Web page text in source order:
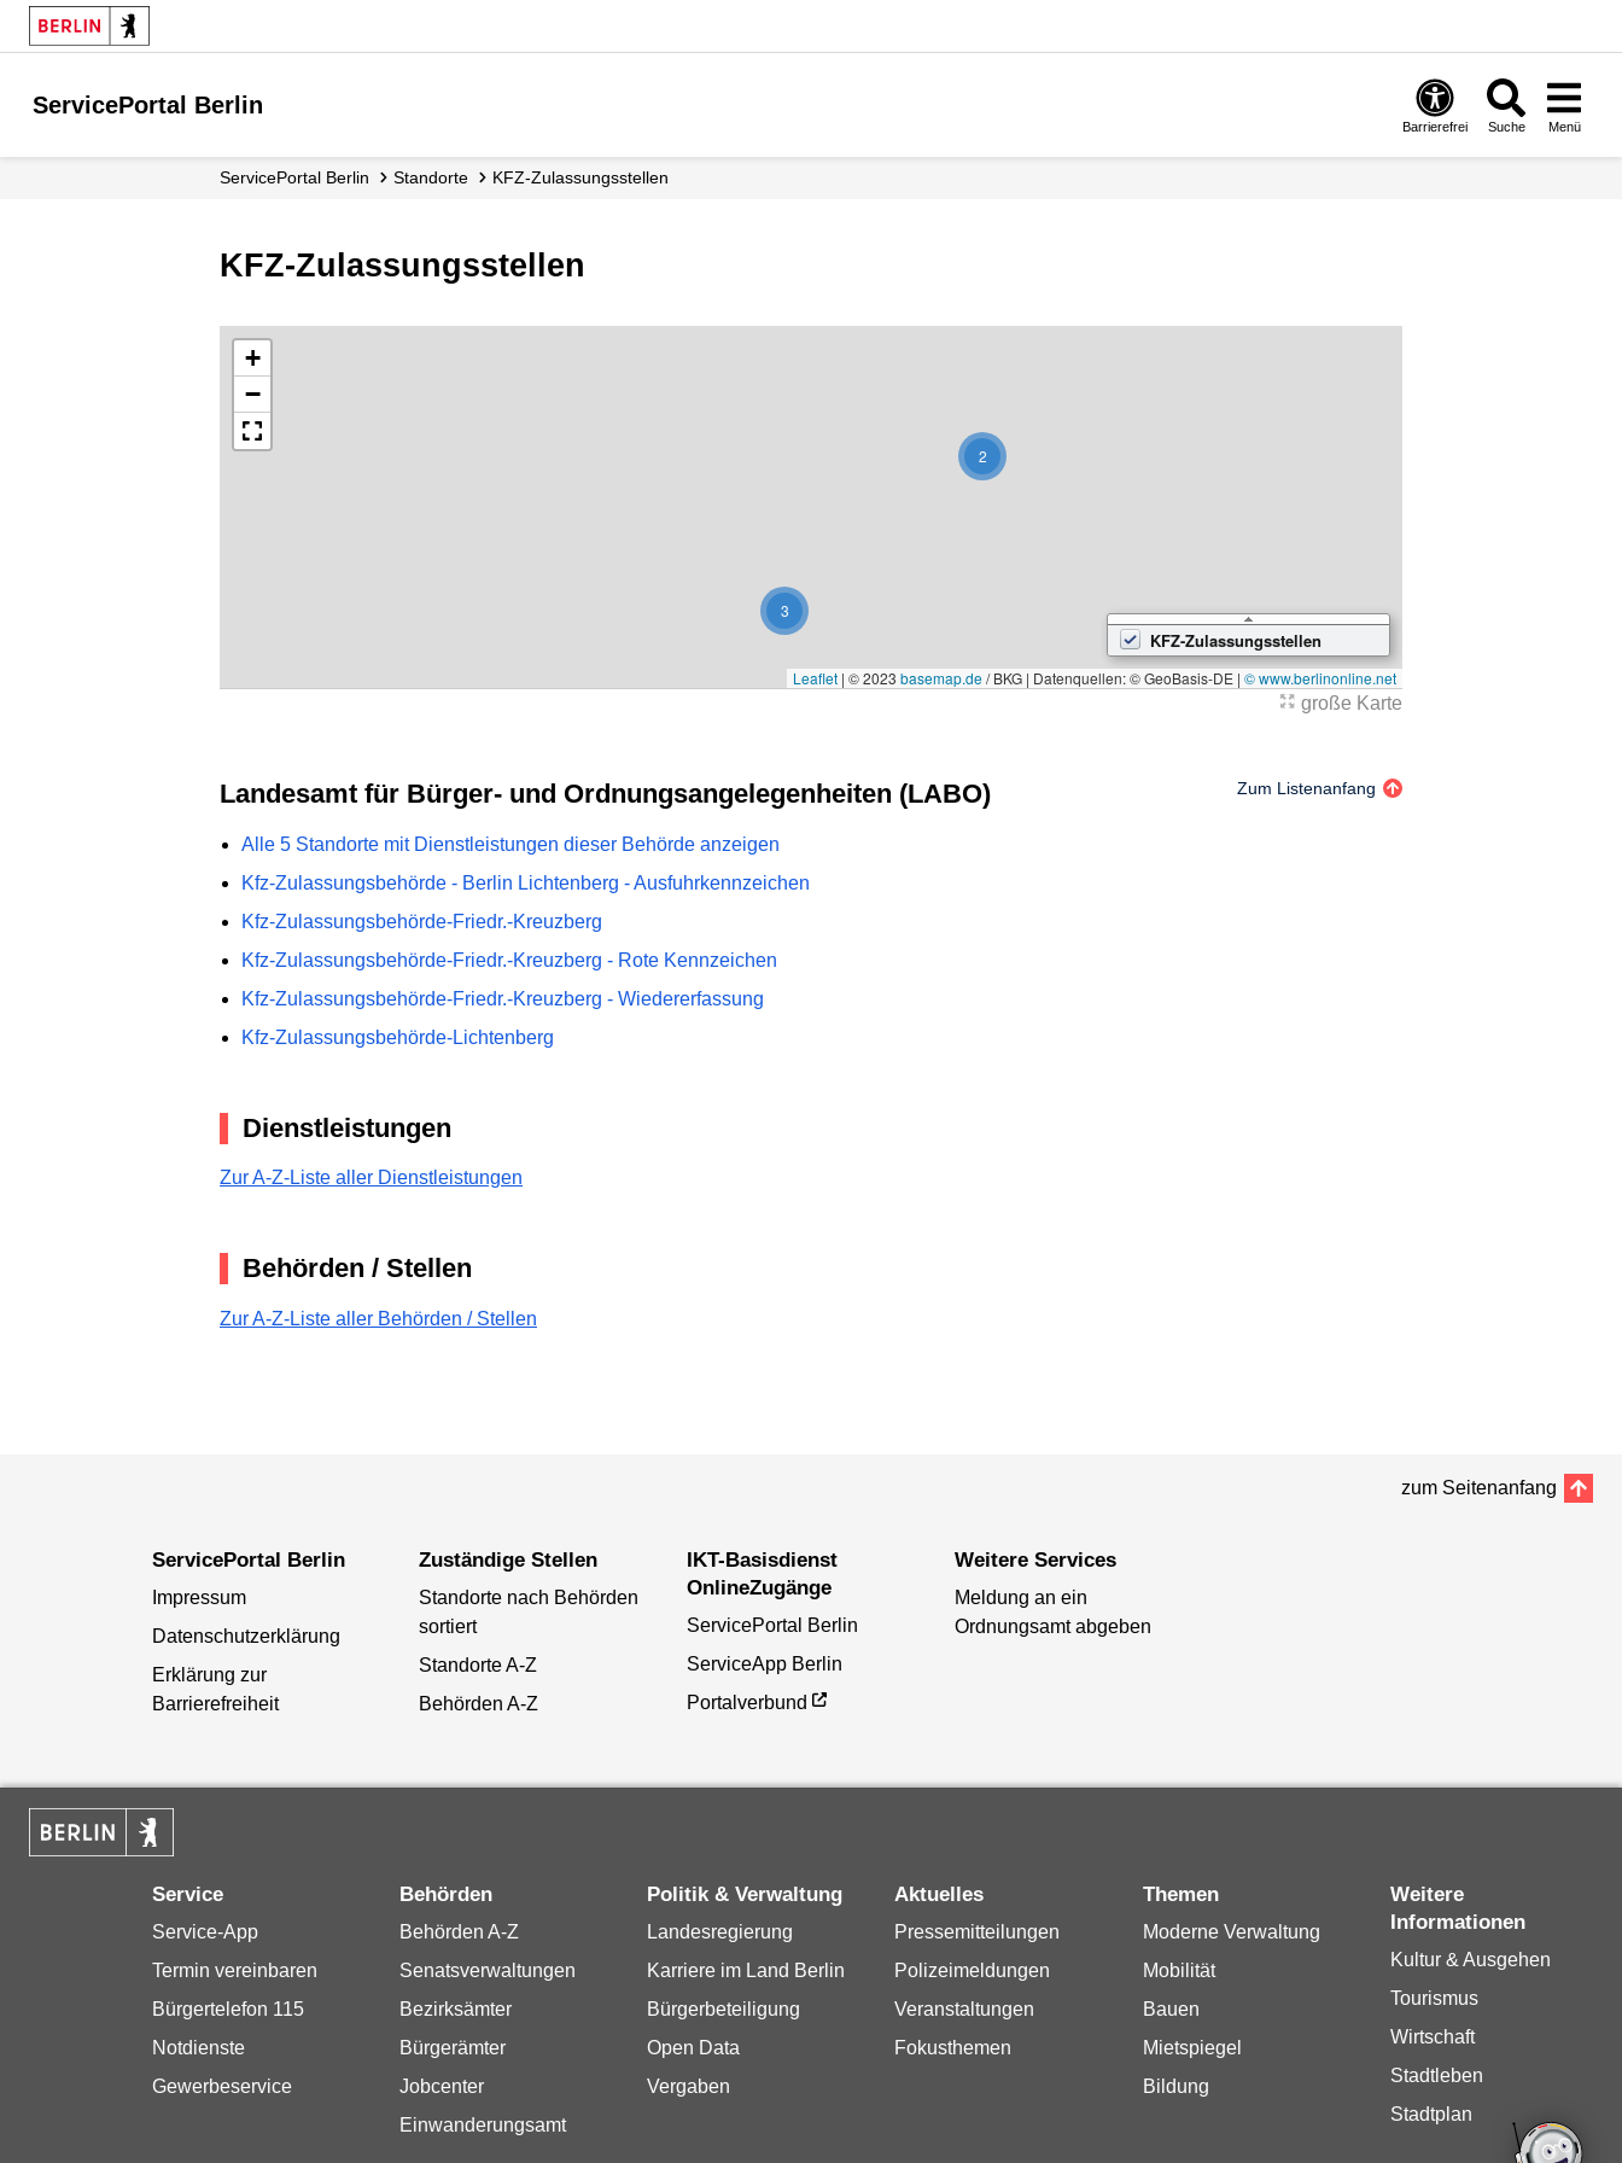
ServicePortal Berlin
Barrierefrei Suche Menü
ServicePortal Berlin Standorte KFZ-Zulassungsstellen
KFZ-Zulassungsstellen
2
3
+
−
KFZ-Zulassungsstellen
Leaflet | © 2023 basemap.de/ BKG | Datenquellen: © GeoBasis-DE | © www.berlinonline.net
große Karte
Landesamt für Bürger- und Ordnungsangelegenheiten (LABO) Zum Listenanfang
Alle 5 Standorte mit Dienstleistungen dieser Behörde anzeigen
Kfz-Zulassungsbehörde - Berlin Lichtenberg - Ausfuhrkennzeichen
Kfz-Zulassungsbehörde-Friedr.-Kreuzberg
Kfz-Zulassungsbehörde-Friedr.-Kreuzberg - Rote Kennzeichen
Kfz-Zulassungsbehörde-Friedr.-Kreuzberg - Wiedererfassung
Kfz-Zulassungsbehörde-Lichtenberg
Dienstleistungen
Zur A-Z-Liste aller Dienstleistungen
Behörden / Stellen
Zur A-Z-Liste aller Behörden / Stellen
zum Seitenanfang
ServicePortal Berlin
Impressum
Datenschutzerklärung
Erklärung zur
Barrierefreiheit
Zuständige Stellen
Standorte nach Behörden
sortiert
Standorte A-Z
Behörden A-Z
IKT-Basisdienst
OnlineZugänge
ServicePortal Berlin
ServiceApp Berlin
Portalverbund
Weitere Services
Meldung an ein
Ordnungsamt abgeben
Service
Service-App
Termin vereinbaren
Bürgertelefon 115
Notdienste
Gewerbeservice
Behörden
Behörden A-Z
Senatsverwaltungen
Bezirksämter
Bürgerämter
Jobcenter
Einwanderungsamt
Politik & Verwaltung
Landesregierung
Karriere im Land Berlin
Bürgerbeteiligung
Open Data
Vergaben
Aktuelles
Pressemitteilungen
Polizeimeldungen
Veranstaltungen
Fokusthemen
Themen
Moderne Verwaltung
Mobilität
Bauen
Mietspiegel
Bildung
Weitere
Informationen
Kultur & Ausgehen
Tourismus
Wirtschaft
Stadtleben
Stadtplan